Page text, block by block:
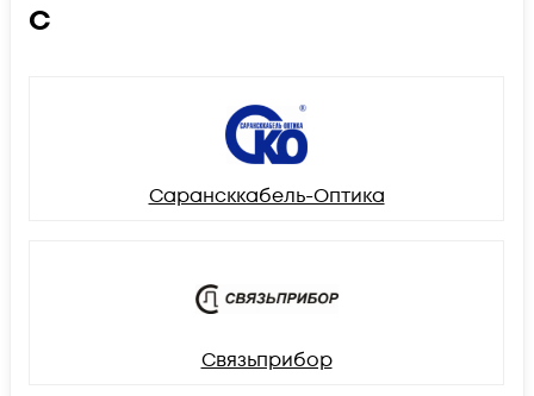
С
Сарансккабель-Оптика
Связьприбор